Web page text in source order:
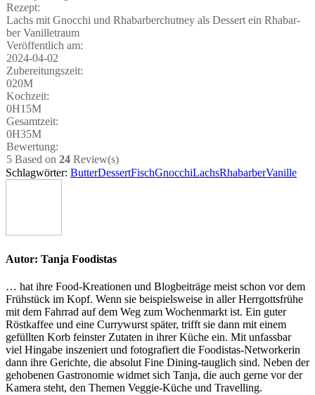
Rezept:
Lachs mit Gnoc­chi und Rha­bar­berch­ut­ney als Des­sert ein Rha­bar­
ber Vanilletraum
Ver­öf­fent­lich am:
2024-04-02
Zube­rei­tungs­zeit:
020M
Koch­zeit:
0H15M
Gesamt­zeit:
0H35M
Bewer­tung:
5 Based on 24 Review(s)
Schlagwörter: ButterDessertFischGnocchiLachsRhabarberVanille
Autor: Tanja Foodistas
… hat ihre Food-Kreationen und Blogbeiträge meist schon vor dem
Frühstück im Kopf. Wenn sie beispielsweise in aller Herrgottsfrühe
mit dem Fahrrad auf dem Weg zum Wochenmarkt ist. Ein guter
Röstkaffee und eine Currywurst später, trifft sie dann mit einem
gefüllten Korb feinster Zutaten in ihrer Küche ein. Mit unfassbar
viel Hingabe inszeniert und fotografiert die Foodistas-Networkerin
dann ihre Gerichte, die absolut Fine Dining-tauglich sind. Neben der
gehobenen Gastronomie widmet sich Tanja, die auch gerne vor der
Kamera steht, den Themen Veggie-Küche und Travelling.